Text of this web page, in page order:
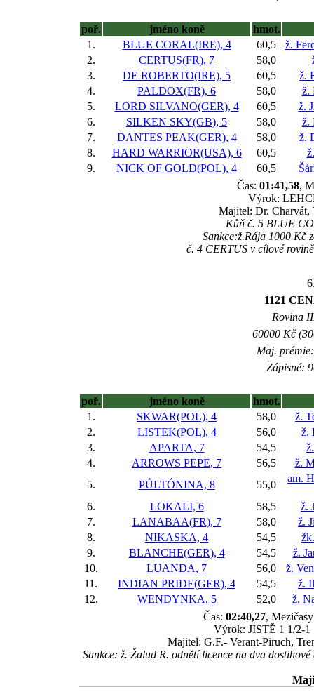
poř. jméno koně
hmot.
1.
BLUE CORAL(IRE), 4 60,5
ž.
2.
CERTUS(FR), 7 58,0
3.
DE ROBERTO(IRE), 5 60,5
ž.
4.
PALDOX(FR), 6 58,0
ž.
5.
LORD SILVANO(GER), 4 60,5
ž.
6.
SILKEN SKY(GB), 5 58,0
ž.
7.
DANTES PEAK(GER), 4 58,0
ž.
8.
HARD WARRIOR(USA), 6 60,5
9.
NICK OF GOLD(POL), 4 60,5
Čas: 01:41,58,
Výrok:
Majitel: Dr. Charvát,
Kůň č. 5 BLUE
Sankce:ž.Rája 1000 Kč
č. 4 CERTUS v cílové
1121
Rovina
60000 Kč
Maj.
Zápisné:
poř. jméno koně
hmot.
1.
SKWAR(POL), 4 58,0
ž.
2.
LISTEK(POL), 4 56,0
ž.
3.
APARTA, 7 54,5
4.
ARROWS PEPE, 7 56,5
ž.
5.
PŮLTÓNINA, 8 55,0
am.
6. LOKALI, 6 58,5
ž.
7.
LANABAA(FR), 7 58,0
ž.
8.
NIKASKA, 4 54,5
9.
BLANCHE(GER), 4 54,5
ž.
10.
LUANDA, 7 56,0
ž.
11.
INDIAN PRIDE(GER), 4 54,5
ž.
12.
WENDYNKA, 5 52,0
ž.
Čas: 02:40,27,
Výrok: JISTĚ 1 1/2-1
Majitel: G.F.- Verant-Piruch,
Sankce: ž. Žalud R. odnětí licence na dva